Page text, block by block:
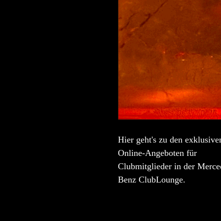
Hier geht's zu den
Online-Angeboten für
Clubmitglieder in der
Benz ClubLounge.